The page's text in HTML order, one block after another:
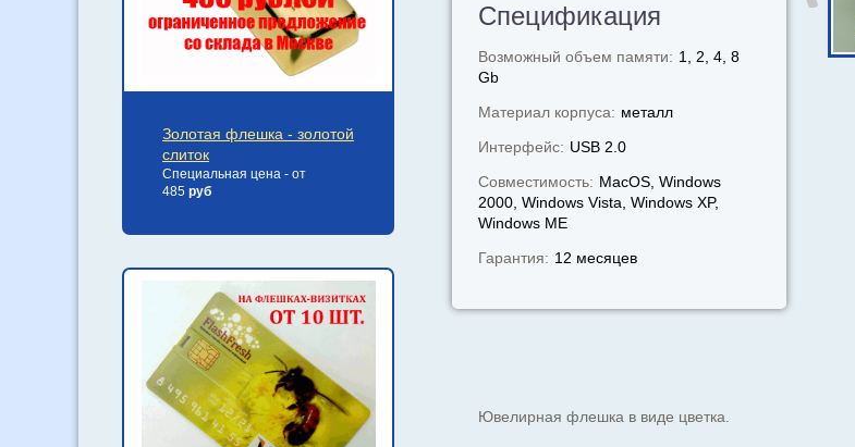
Спецификация
Возможный объем памяти: 1, 2, 4, 8
Gb
Материал корпуса: металл
Интерфейс: USB 2.0
Совместимость: MacOS, Windows
2000, Windows Vista, Windows XP,
Windows МЕ
Гарантия: 12 месяцев
Ювелирная флешка в виде цветка.
Золотая флешка - золотой
слиток
Специальная цена - от
485 руб